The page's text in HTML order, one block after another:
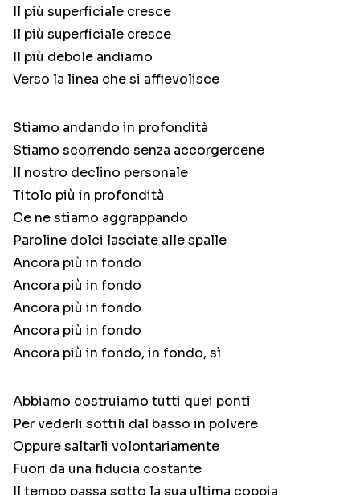
Il più superficiale cresce
Il più superficiale cresce
Il più debole andiamo
Verso la linea che si affievolisce
Stiamo andando in profondità
Stiamo scorrendo senza accorgercene
Il nostro declino personale
Titolo più in profondità
Ce ne stiamo aggrappando
Paroline dolci lasciate alle spalle
Ancora più in fondo
Ancora più in fondo
Ancora più in fondo
Ancora più in fondo
Ancora più in fondo, in fondo, sì
Abbiamo costruiamo tutti quei ponti
Per vederli sottili dal basso in polvere
Oppure saltarli volontariamente
Fuori da una fiducia costante
Il tempo passa sotto la sua ultima coppia